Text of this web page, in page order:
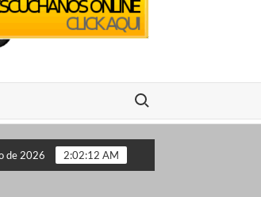
Buscar:
Unidos Crimen de la influencer
de 2026 2:02:13 AM